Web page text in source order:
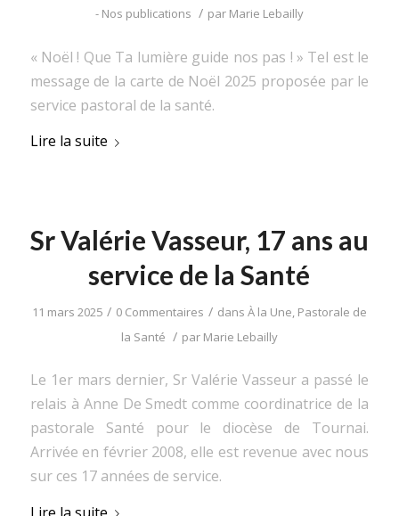
- Nos publications / par Marie Lebailly
« Noël ! Que Ta lumière guide nos pas ! » Tel est le
message de la carte de Noël 2025 proposée par le
service pastoral de la santé.
Lire la suite
Sr Valérie Vasseur, 17 ans au
service de la Santé
11 mars 2025 / 0 Commentaires / dans À la Une Pastorale de
la Santé / par Marie Lebailly
Le 1er mars dernier, Sr Valérie Vasseur a passé le
relais à Anne De Smedt comme coordinatrice de la
pastorale Santé pour le diocèse de Tournai.
Arrivée en février 2008, elle est revenue avec nous
sur ces 17 années de service.